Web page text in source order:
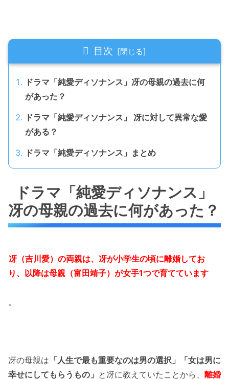
目次
ドラマ「純愛ディソナンス」冴の母親の過去に何
があった？
ドラマ「純愛ディソナンス」 冴に対して異常な愛
がある？
ドラマ「純愛ディソナンス」まとめ
ドラマ「純愛ディソナンス」
冴の母親の過去に何があった？
冴（吉川愛）の両親は、冴が小学生の頃に離婚してお
り、以降は母親（富田靖子）が女手1つで育てています
。
冴の母親は 「人生で最も重要なのは男の選択」「女は男に
幸せにしてもらうもの」 と冴に教えていたことから、 離婚